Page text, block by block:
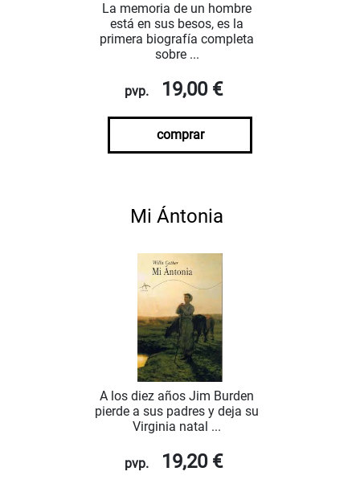
La memoria de un hombre
está en sus besos, es la
primera biografía completa
sobre ...
pvp. 19,00 €
comprar
Mi Ántonia
A los diez años Jim Burden
pierde a sus padres y deja su
Virginia natal ...
pvp. 19,20 €